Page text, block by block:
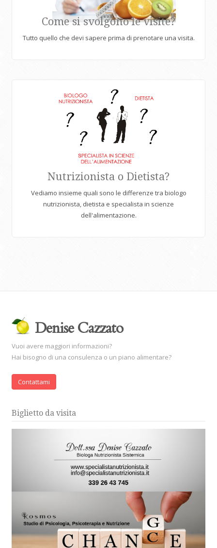
Come si svolgono le visite?
Tutto quello che devi sapere prima di prenotare una visita.
Nutrizionista o Dietista?
Vediamo insieme quali sono le differenze tra biologo
nutrizionista, dietista e specialista in scienze
dell'alimentazione.
Denise Cazzato
Vuoi avere maggiori informazioni?
Hai bisogno di una consulenza o un piano alimentare?
Contattami
Biglietto da visita